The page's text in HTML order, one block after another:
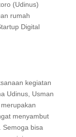
(Udinus)
rumah
Digital
kegiatan
Udinus, Usman
menyambut
Semoga bisa